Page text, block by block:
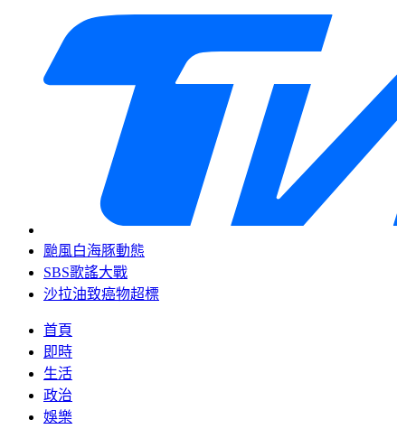
颱風白海豚動態
SBS歌謠大戰
沙拉油致癌物超標
首頁
即時
生活
政治
娛樂